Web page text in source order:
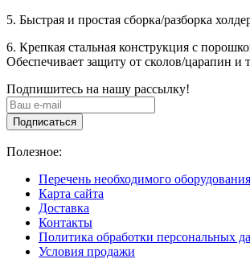
5. Быстрая и простая сборка/разборка
6. Крепкая стальная конструкция с
Обеспечивает защиту от сколов/царапин и
Подпишитесь на нашу рассылку!
Подписаться
Полезное:
Перечень необходимого оборудования
Карта сайта
Доставка
Контакты
Политика обработки персональных
Условия продажи